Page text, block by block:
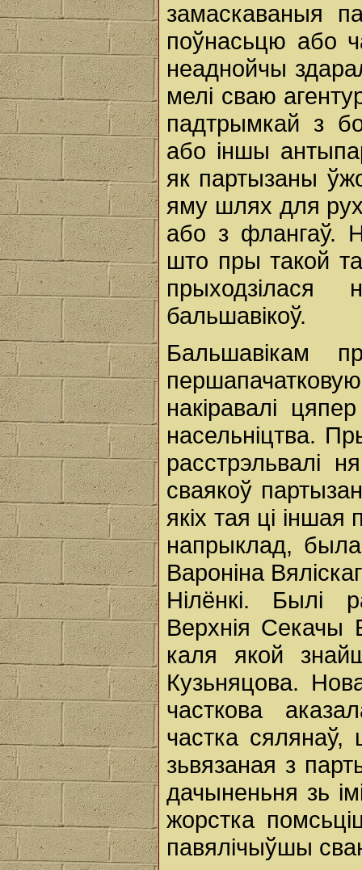
замаскаваныя
поўнасьцю або
неаднойчы
мелі сваю
падтрымкай з
або іншы
як партызаны
яму шлях для
або з флангаў.
што пры такой
бальшавікоў.
Бальшавікам
накіравалі
насельніцтва.
расстрэльвалі
сваякоў
якіх тая ці
напрыклад,
Вароніна
Нілёнкі. Былі
Верхнія Секачы
каля якой
Кузьняцова.
часткова
частка
зьвязаная з
дачыненьня зь
жорстка
павялічыўшы